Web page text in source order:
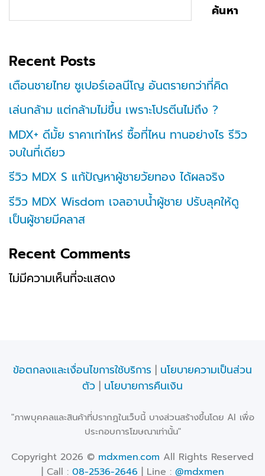
ค้นหา
Recent Posts
เตือนชายไทย ซูเปอร์เอลนีโญ อันตรายกว่าที่คิด
เล่นกล้าม แต่กล้ามไม่ขึ้น เพราะโปรตีนไม่ถึง ?
MDX+ ดีมั้ย ราคาเท่าไหร่ ซื้อที่ไหน ทานอย่างไร รีวิว
จบในที่เดียว
รีวิว MDX S แก้ปัญหาผู้ชายวัยทอง ได้ผลจริง
รีวิว MDX Wisdom เจลอาบน้ำผู้ชาย ปรับลุคให้ดู
เป็นผู้ชายมีคลาส
Recent Comments
ไม่มีความเห็นที่จะแสดง
ข้อตกลงและเงื่อนไขการใช้บริการ | นโยบายความเป็นส่วน
ตัว | นโยบายการคืนเงิน
"ภาพบุคคลและสินค้าที่ปรากฏในเว็บนี้ บางส่วนสร้างขึ้นโดย AI เพื่อ
ประกอบการโฆษณาเท่านั้น"
Copyright 2026 © mdxmen.com All Rights Reserved
| Call : 08-2536-2646 | Line : @mdxmen